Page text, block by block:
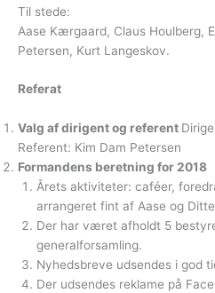
Til stede:
Aase Kærgaard, Claus Houlberg,
Petersen, Kurt Langeskov.
Referat
Valg af dirigent og referent
Referent: Kim Dam Petersen
Formandens beretning for 2018
Årets aktiviteter: caféer,
arrangeret fint af Aase og
Der har været afholdt 5
generalforsamling.
Nyhedsbreve udsendes i god
Der udsendes reklame på